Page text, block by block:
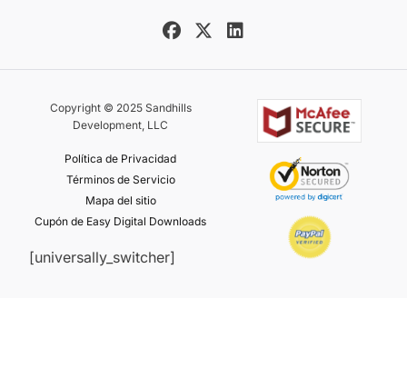
Copyright © 2025 Sandhills
Development, LLC
Política de Privacidad
Términos de Servicio
Mapa del sitio
Cupón de Easy Digital Downloads
[universally_switcher]